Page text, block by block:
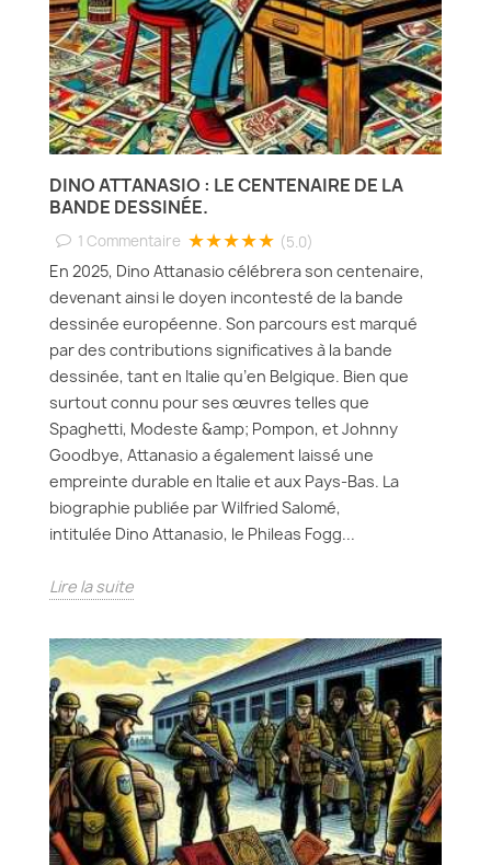
DINO ATTANASIO : LE CENTENAIRE DE LA
BANDE DESSINÉE.
1 Commentaire ★★★★★ (5.0)
En 2025, Dino Attanasio célébrera son centenaire,
devenant ainsi le doyen incontesté de la bande
dessinée européenne. Son parcours est marqué
par des contributions significatives à la bande
dessinée, tant en Italie qu’en Belgique. Bien que
surtout connu pour ses œuvres telles que
Spaghetti, Modeste &amp; Pompon, et Johnny
Goodbye, Attanasio a également laissé une
empreinte durable en Italie et aux Pays-Bas. La
biographie publiée par Wilfried Salomé,
intitulée Dino Attanasio, le Phileas Fogg...
Lire la suite